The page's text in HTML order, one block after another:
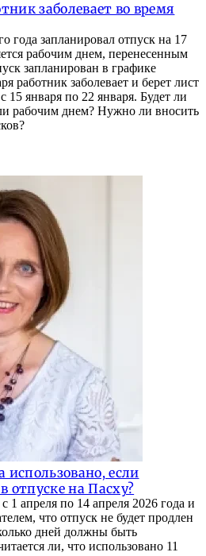
заболевает во время
года запланировал отпуск на 17
рабочим днем, перенесенным
запланирован в графике
работник заболевает и берет лист
января по 22 января. Будет ли
рабочим днем? Нужно ли вносить
использовано, если
отпуске на Пасху?
1 апреля по 14 апреля 2026 года и
что отпуск не будет продлен
дней должны быть
ли, что использовано 11